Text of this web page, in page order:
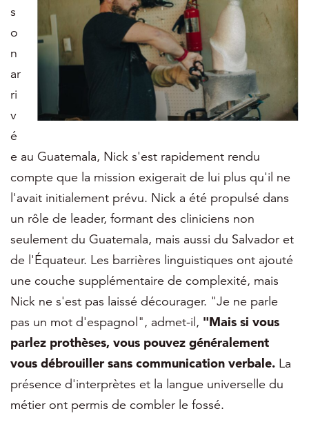
s
o
n
ar
ri
v
é
e au Guatemala, Nick s'est rapidement rendu
compte que la mission exigerait de lui plus qu'il ne
l'avait initialement prévu. Nick a été propulsé dans
un rôle de leader, formant des cliniciens non
seulement du Guatemala, mais aussi du Salvador et
de l'Équateur. Les barrières linguistiques ont ajouté
une couche supplémentaire de complexité, mais
Nick ne s'est pas laissé décourager. "Je ne parle
pas un mot d'espagnol", admet-il, "Mais si vous
parlez prothèses, vous pouvez généralement
vous débrouiller sans communication verbale. La
présence d'interprètes et la langue universelle du
métier ont permis de combler le fossé.